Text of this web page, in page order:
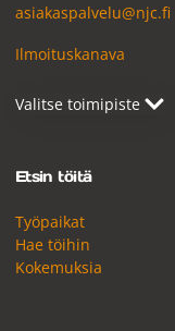
asiakaspalvelu@njc.fi
Ilmoituskanava
Etsin töitä
Työpaikat
Hae töihin
Kokemuksia